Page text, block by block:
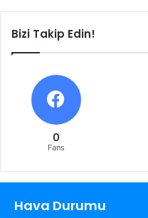
Bizi Takip Edin!
0
Fans
Hava Durumu